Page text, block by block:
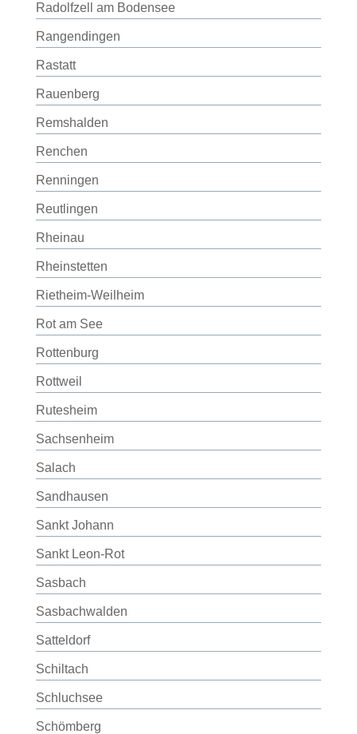
Radolfzell am Bodensee
Rangendingen
Rastatt
Rauenberg
Remshalden
Renchen
Renningen
Reutlingen
Rheinau
Rheinstetten
Rietheim-Weilheim
Rot am See
Rottenburg
Rottweil
Rutesheim
Sachsenheim
Salach
Sandhausen
Sankt Johann
Sankt Leon-Rot
Sasbach
Sasbachwalden
Satteldorf
Schiltach
Schluchsee
Schömberg